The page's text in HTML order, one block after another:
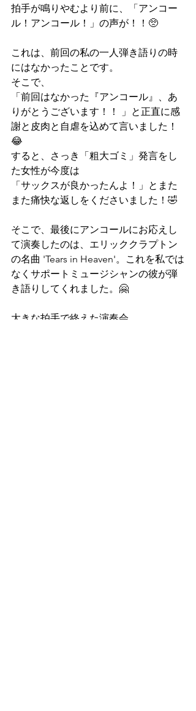
拍手が鳴りやむより前に、「アンコー
ル！アンコール！」の声が！！🥺
これは、前回の私の一人弾き語りの時
にはなかったことです。
そこで、
「前回はなかった『アンコール』、あ
りがとうございます！！ 」と正直に感
謝と皮肉と自虐を込めて言いました！
😂
すると、さっき「粗大ゴミ」発言をし
た女性が今度は
「サックスが良かったんよ！」とまた
また痛快な返しをくださいました！🤣
そこで、最後にアンコールにお応えし
て演奏したのは、エリッククラプトン
の名曲 'Tears in Heaven'。これを私では
なくサポートミュージシャンの彼が弾
き語りしてくれました。🤗
大きな拍手で終えた演奏会。